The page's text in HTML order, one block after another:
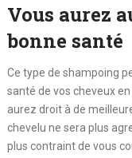
Vous aurez
bonne santé
Ce type de shampoing
santé de vos cheveux
aurez droit à de
chevelu ne sera plus
plus contraint de vous